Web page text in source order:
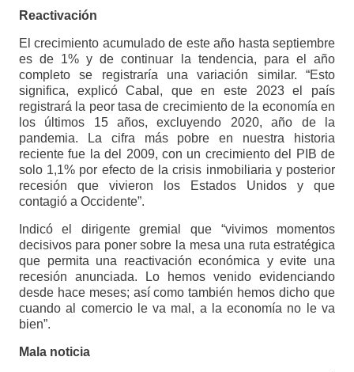
Reactivación
El crecimiento acumulado de este año hasta septiembre
es de 1% y de continuar la tendencia, para el año
completo se registraría una variación similar. “Esto
significa, explicó Cabal, que en este 2023 el país
registrará la peor tasa de crecimiento de la economía en
los últimos 15 años, excluyendo 2020, año de la
pandemia. La cifra más pobre en nuestra historia
reciente fue la del 2009, con un crecimiento del PIB de
solo 1,1% por efecto de la crisis inmobiliaria y posterior
recesión que vivieron los Estados Unidos y que
contagió a Occidente”.
Indicó el dirigente gremial que “vivimos momentos
decisivos para poner sobre la mesa una ruta estratégica
que permita una reactivación económica y evite una
recesión anunciada. Lo hemos venido evidenciando
desde hace meses; así como también hemos dicho que
cuando al comercio le va mal, a la economía no le va
bien”.
Mala noticia